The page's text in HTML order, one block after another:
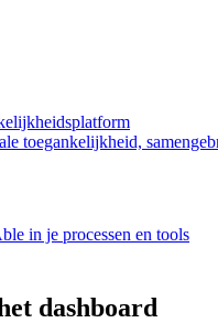
toegankelijkheid,
in je processen en tools
dashboard